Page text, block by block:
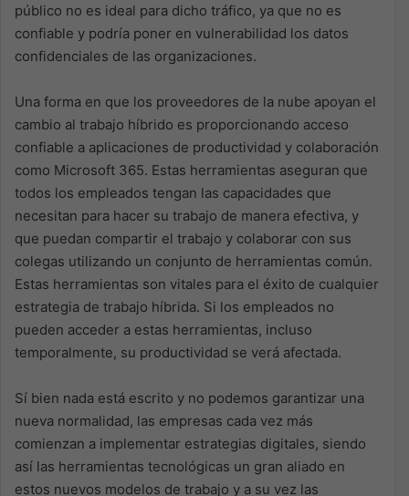
público no es ideal para dicho tráfico, ya que no es
confiable y podría poner en vulnerabilidad los datos
confidenciales de las organizaciones.
Una forma en que los proveedores de la nube apoyan el
cambio al trabajo híbrido es proporcionando acceso
confiable a aplicaciones de productividad y colaboración
como Microsoft 365. Estas herramientas aseguran que
todos los empleados tengan las capacidades que
necesitan para hacer su trabajo de manera efectiva, y
que puedan compartir el trabajo y colaborar con sus
colegas utilizando un conjunto de herramientas común.
Estas herramientas son vitales para el éxito de cualquier
estrategia de trabajo híbrida. Si los empleados no
pueden acceder a estas herramientas, incluso
temporalmente, su productividad se verá afectada.
Sí bien nada está escrito y no podemos garantizar una
nueva normalidad, las empresas cada vez más
comienzan a implementar estrategias digitales, siendo
así las herramientas tecnológicas un gran aliado en
estos nuevos modelos de trabajo y a su vez las